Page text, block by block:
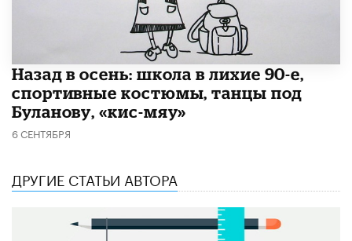
Назад в осень: школа в лихие 90-е,
спортивные костюмы, танцы под
Буланову, «​кис-мяу»
6 СЕНТЯБРЯ
ДРУГИЕ СТАТЬИ АВТОРА